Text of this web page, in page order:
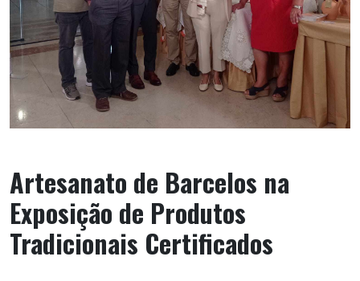
Artesanato de Barcelos na
Exposição de Produtos
Tradicionais Certificados